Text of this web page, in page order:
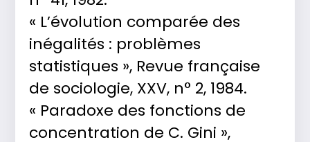
« L’évolution comparée des
inégalités : problèmes
statistiques », Revue française
de sociologie, XXV, n° 2, 1984.
« Paradoxe des fonctions de
concentration de C. Gini »,